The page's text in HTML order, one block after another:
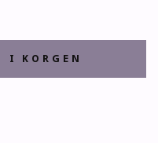
I KORGEN